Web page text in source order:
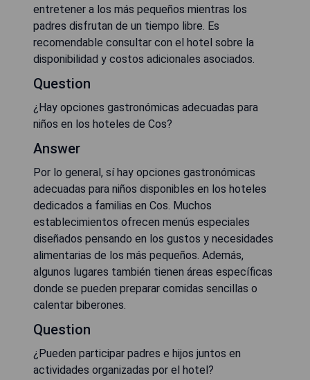
entretener a los más pequeños mientras los
padres disfrutan de un tiempo libre. Es
recomendable consultar con el hotel sobre la
disponibilidad y costos adicionales asociados.
Question
¿Hay opciones gastronómicas adecuadas para
niños en los hoteles de Cos?
Answer
Por lo general, sí hay opciones gastronómicas
adecuadas para niños disponibles en los hoteles
dedicados a familias en Cos. Muchos
establecimientos ofrecen menús especiales
diseñados pensando en los gustos y necesidades
alimentarias de los más pequeños. Además,
algunos lugares también tienen áreas específicas
donde se pueden preparar comidas sencillas o
calentar biberones.
Question
¿Pueden participar padres e hijos juntos en
actividades organizadas por el hotel?